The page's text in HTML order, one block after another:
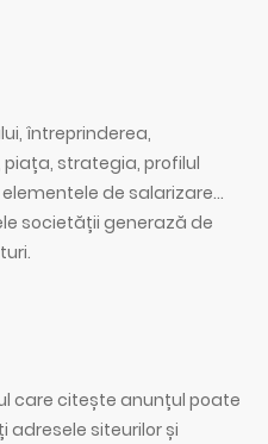
întreprinderea,
strategia, profilul
de salarizare…
societății generază de
care citește anunțul poate
adresele siteurilor și